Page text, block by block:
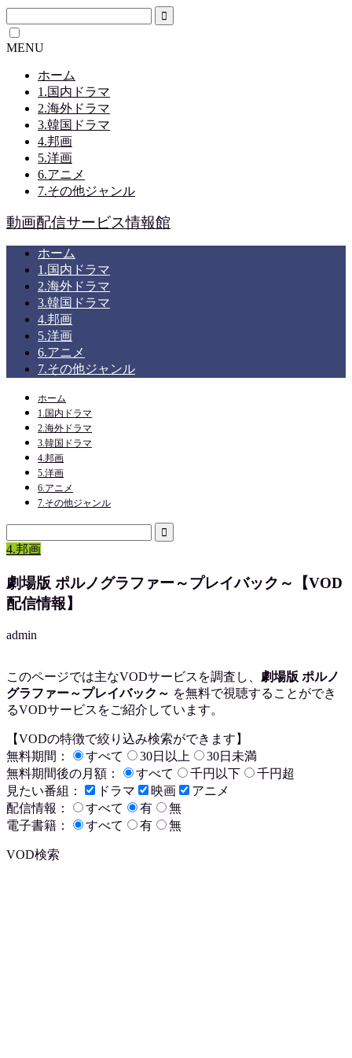
MENU
ホーム
1.国内ドラマ
2.海外ドラマ
3.韓国ドラマ
4.邦画
5.洋画
6.アニメ
7.その他ジャンル
動画配信サービス情報館
ホーム
1.国内ドラマ
2.海外ドラマ
3.韓国ドラマ
4.邦画
5.洋画
6.アニメ
7.その他ジャンル
ホーム
1.国内ドラマ
2.海外ドラマ
3.韓国ドラマ
4.邦画
5.洋画
6.アニメ
7.その他ジャンル
4.邦画
劇場版 ポルノグラファー～プレイバック～【VOD
配信情報】
admin
このページでは主なVODサービスを調査し、 劇場版 ポルノ
グラファー～プレイバック～ を無料で視聴することができ
るVODサービスをご紹介しています。
【VODの特徴で絞り込み検索ができます】
無料期間：
すべて 30日以上
30日未満
無料期間後の月額：
すべて 千円以下
千円超
見たい番組：
ドラマ 映画
アニメ
配信情報：
すべて 有
無
電子書籍：
すべて 有 無
VOD検索